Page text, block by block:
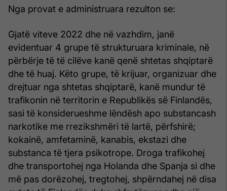
Nga provat e administruara rezulton se:
Gjatë viteve 2022 dhe në vazhdim, janë
evidentuar 4 grupe të strukturuara kriminale, në
përbërje të të cilëve kanë qenë shtetas shqiptarë
dhe të huaj. Këto grupe, të krijuar, organizuar dhe
drejtuar nga shtetas shqiptarë, kanë mundur të
trafikonin në territorin e Republikës së Finlandës,
sasi të konsiderueshme lëndësh apo substancash
narkotike me rrezikshmëri të lartë, përfshirë;
kokainë, amfetaminë, kanabis, ekstazi dhe
substanca të tjera psikotrope. Droga trafikohej
dhe transportohej nga Holanda dhe Spanja si dhe
më pas dorëzohej, tregtohej, shpërndahej në disa